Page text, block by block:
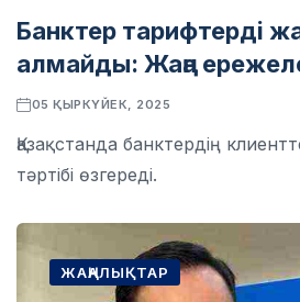
Банктер тарифтерді
алмайды: Жаңа
05 ҚЫРКҮЙЕК, 2025
Қазақстанда банктердің
тәртібі өзгереді.
ЖАҢАЛЫҚТАР